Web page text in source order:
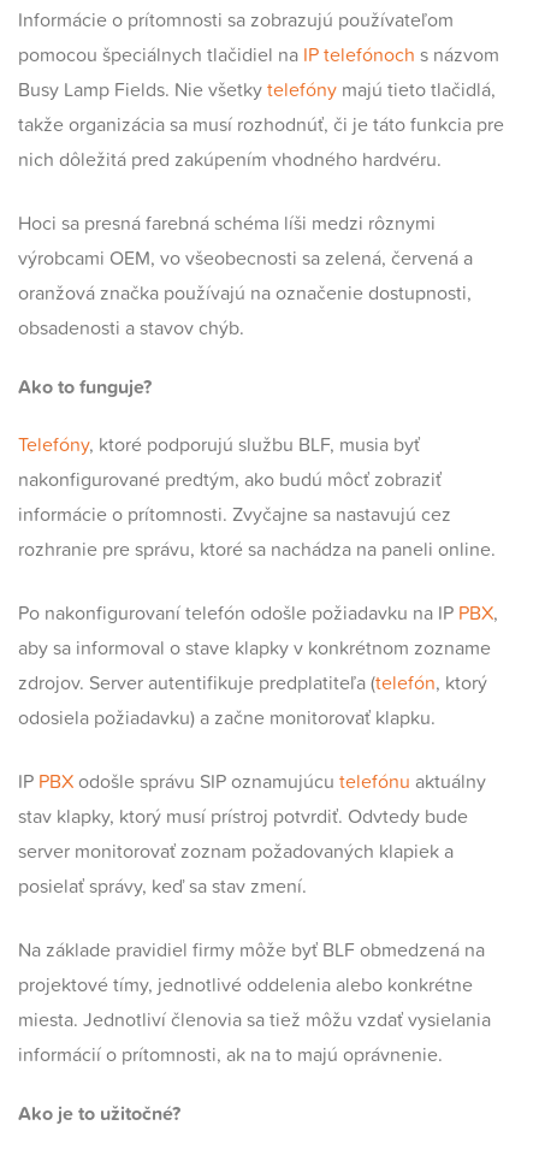
Informácie o prítomnosti sa zobrazujú používateľom
pomocou špeciálnych tlačidiel na IP telefónoch s názvom
Busy Lamp Fields. Nie všetkytelefóny majú tieto tlačidlá,
takže organizácia sa musí rozhodnúť, či je táto funkcia pre
nich dôležitá pred zakúpením vhodného hardvéru.
Hoci sa presná farebná schéma líši medzi rôznymi
výrobcami OEM, vo všeobecnosti sa zelená, červená a
oranžová značka používajú na označenie dostupnosti,
obsadenosti a stavov chýb.
Ako to funguje?
Telefóny, ktoré podporujú službu BLF, musia byť
nakonfigurované predtým, ako budú môcť zobraziť
informácie o prítomnosti. Zvyčajne sa nastavujú cez
rozhranie pre správu, ktoré sa nachádza na paneli online.
Po nakonfigurovaní telefón odošle požiadavku na IP PBX,
aby sa informoval o stave klapky v konkrétnom zozname
zdrojov. Server autentifikuje predplatiteľa (telefón, ktorý
odosiela požiadavku) a začne monitorovať klapku.
IP PBX odošle správu SIP oznamujúcu telefónu aktuálny
stav klapky, ktorý musí prístroj potvrdiť. Odvtedy bude
server monitorovať zoznam požadovaných klapiek a
posielať správy, keď sa stav zmení.
Na základe pravidiel firmy môže byť BLF obmedzená na
projektové tímy, jednotlivé oddelenia alebo konkrétne
miesta. Jednotliví členovia sa tiež môžu vzdať vysielania
informácií o prítomnosti, ak na to majú oprávnenie.
Ako je to užitočné?